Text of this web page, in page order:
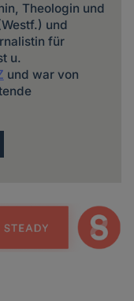
Theologin und
und
für
u.
und war von